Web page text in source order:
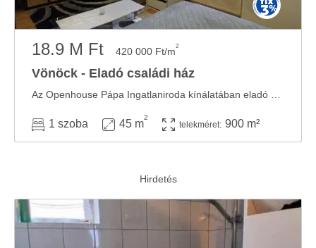
18.9 M Ft 420 000 Ft/m2
Vönöck - Eladó családi ház
1 szoba 45 m
2
telekméret: 900 m²